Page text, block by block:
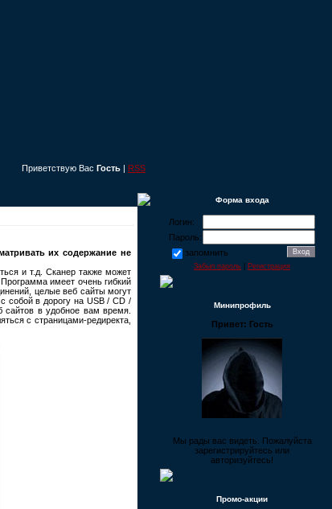
Приветствую Вас Гость | RSS
их содержание не
и т.д. Сканер также может
имеет очень гибкий
целые веб сайты могут
собой в дорогу на USB / CD /
сайтов в удобное вам время.
с страницами-редиректа,
Форма входа
Логин:
Пароль:
запомнить
Забыл пароль Регистрация
Минипрофиль
Привет: Гость
Мы рады вас видеть. Пожалуйста
зарегистрируйтесь или
авторизуйтесь!
Промо-акции